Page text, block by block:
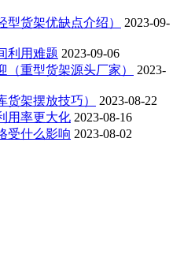
货架优缺点介绍）
2023-09-
利用难题 2023-09-06
重型货架源头厂家）
2023-
架摆放技巧）
2023-08-22
用率更大化 2023-08-16
受什么影响 2023-08-02